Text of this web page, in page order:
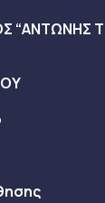
“ΑΝΤΩΝΗΣ